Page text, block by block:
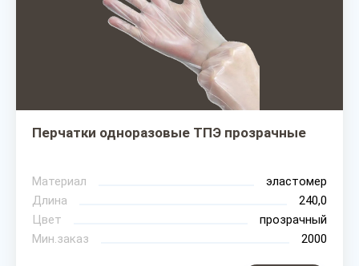
Перчатки одноразовые ТПЭ прозрачные
Материал
эластомер
Длина
240,0
Цвет
прозрачный
Мин.заказ
2000